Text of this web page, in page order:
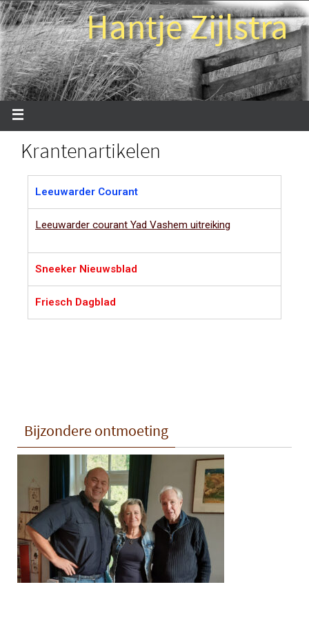
Hantje Zijlstra
Krantenartikelen
Leeuwarder Courant
Leeuwarder courant Yad Vashem uitreiking
Sneeker Nieuwsblad
Friesch Dagblad
Bijzondere ontmoeting